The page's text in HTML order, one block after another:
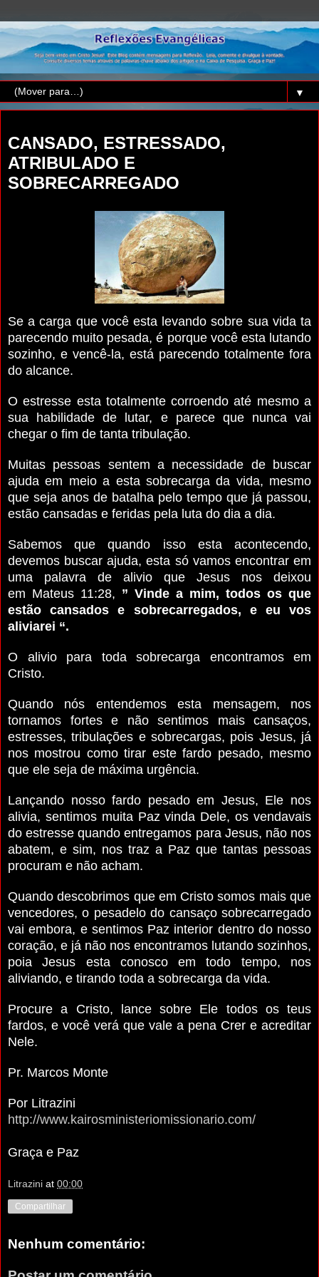
▼
CANSADO, ESTRESSADO,
ATRIBULADO E
SOBRECARREGADO
Se a carga que você esta levando sobre sua vida ta
parecendo muito pesada, é porque você esta lutando
sozinho, e vencê-la, está parecendo totalmente fora
do alcance.
O estresse esta totalmente corroendo até mesmo a
sua habilidade de lutar, e parece que nunca vai
chegar o fim de tanta tribulação.
Muitas pessoas sentem a necessidade de buscar
ajuda em meio a esta sobrecarga da vida, mesmo
que seja anos de batalha pelo tempo que já passou,
estão cansadas e feridas pela luta do dia a dia.
Sabemos que quando isso esta acontecendo,
devemos buscar ajuda, esta só vamos encontrar em
uma palavra de alivio que Jesus nos deixou
em Mateus 11:28, ” Vinde a mim, todos os que
estão cansados e sobrecarregados, e eu vos
aliviarei “.
O alivio para toda sobrecarga encontramos em
Cristo.
Quando nós entendemos esta mensagem, nos
tornamos fortes e não sentimos mais cansaços,
estresses, tribulações e sobrecargas, pois Jesus, já
nos mostrou como tirar este fardo pesado, mesmo
que ele seja de máxima urgência.
Lançando nosso fardo pesado em Jesus, Ele nos
alivia, sentimos muita Paz vinda Dele, os vendavais
do estresse quando entregamos para Jesus, não nos
abatem, e sim, nos traz a Paz que tantas pessoas
procuram e não acham.
Quando descobrimos que em Cristo somos mais que
vencedores, o pesadelo do cansaço sobrecarregado
vai embora, e sentimos Paz interior dentro do nosso
coração, e já não nos encontramos lutando sozinhos,
poia Jesus esta conosco em todo tempo, nos
aliviando, e tirando toda a sobrecarga da vida.
Procure a Cristo, lance sobre Ele todos os teus
fardos, e você verá que vale a pena Crer e acreditar
Nele.
Pr. Marcos Monte
Por Litrazini
http://www.kairosministeriomissionario.com/
Graça e Paz
Litrazini at 00:00
Compartilhar
Nenhum comentário: